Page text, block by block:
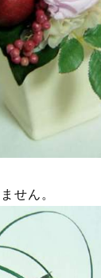
せん。